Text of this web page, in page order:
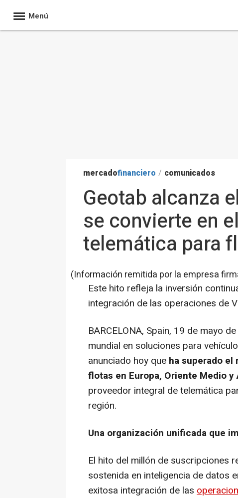
Menú
mercadofinanciero / comunicados
Geotab alcanza
se convierte en
telemática para
(Información remitida por la empresa
Este hito refleja la inversión
integración de las operaciones de
BARCELONA, Spain, 19 de mayo
mundial en soluciones para
anunciado hoy que ha superado
flotas en Europa, Oriente Medio y
proveedor integral de telemática
región.
Una organización unificada que
El hito del millón de suscripciones
sostenida en inteligencia de datos
exitosa integración de las